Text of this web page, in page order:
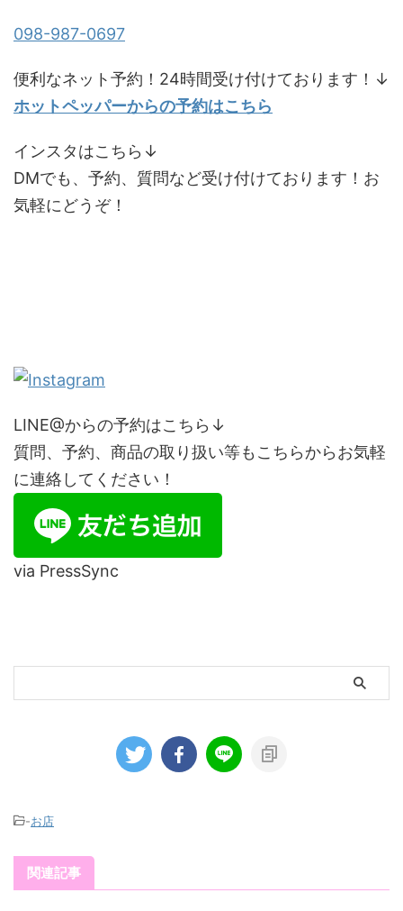
098-987-0697
便利なネット予約！24時間受け付けております！↓
ホットペッパーからの予約はこちら
インスタはこちら↓
DMでも、予約、質問など受け付けております！お
気軽にどうぞ！
LINE@からの予約はこちら↓
質問、予約、商品の取り扱い等もこちらからお気軽
に連絡してください！
via PressSync
-お店
関連記事